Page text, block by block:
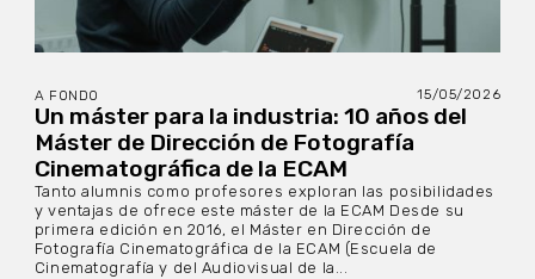
A FONDO 15/05/2026
Un máster para la industria: 10 años del
Máster de Dirección de Fotografía
Cinematográfica de la ECAM
Tanto alumnis como profesores exploran las posibilidades
y ventajas de ofrece este máster de la ECAM Desde su
primera edición en 2016, el Máster en Dirección de
Fotografía Cinematográfica de la ECAM (Escuela de
Cinematografía y del Audiovisual de la...